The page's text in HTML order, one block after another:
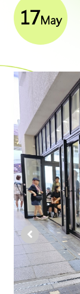
17May